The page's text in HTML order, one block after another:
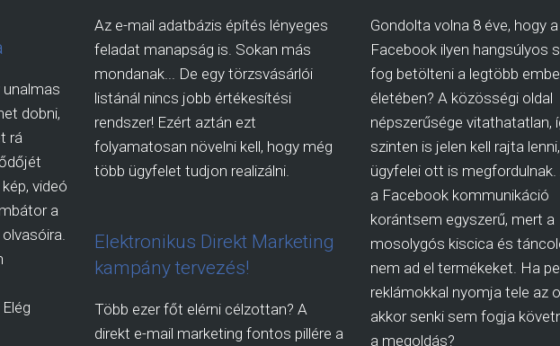
unalmas
dobni,
rá
videó
a
Az e-mail adatbázis építés lényeges
feladat manapság is. Sokan más
mondanak... De egy törzsvásárlói
listánál nincs jobb értékesítési
rendszer! Ezért aztán ezt
folyamatosan növelni kell, hogy még
több ügyfelet tudjon realizálni.
Elektronikus Direkt Marketing
kampány tervezés!
Több ezer főt elérni célzottan? A
direkt e-mail marketing fontos pillére a
Gondolta volna 8 éve, hogy a
Facebook ilyen hangsúlyos
fog betölteni a legtöbb
életében? A közösségi oldal
népszerűsége vitathatatlan,
szinten is jelen kell rajta
ügyfelei ott is megfordulnak.
a Facebook kommunikáció
korántsem egyszerű, mert a
mosolygós kiscica és
nem ad el termékeket. Ha
reklámokkal nyomja tele az
akkor senki sem fogja
a megoldás?